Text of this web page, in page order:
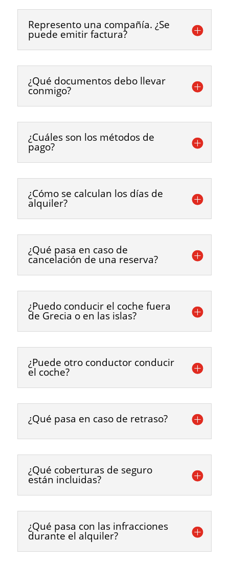
Represento una compañía. ¿Se
puede emitir factura?
¿Qué documentos debo llevar
conmigo?
¿Cuáles son los métodos de
pago?
¿Cómo se calculan los días de
alquiler?
¿Qué pasa en caso de
cancelación de una reserva?
¿Puedo conducir el coche fuera
de Grecia o en las islas?
¿Puede otro conductor conducir
el coche?
¿Qué pasa en caso de retraso?
¿Qué coberturas de seguro
están incluidas?
¿Qué pasa con las infracciones
durante el alquiler?